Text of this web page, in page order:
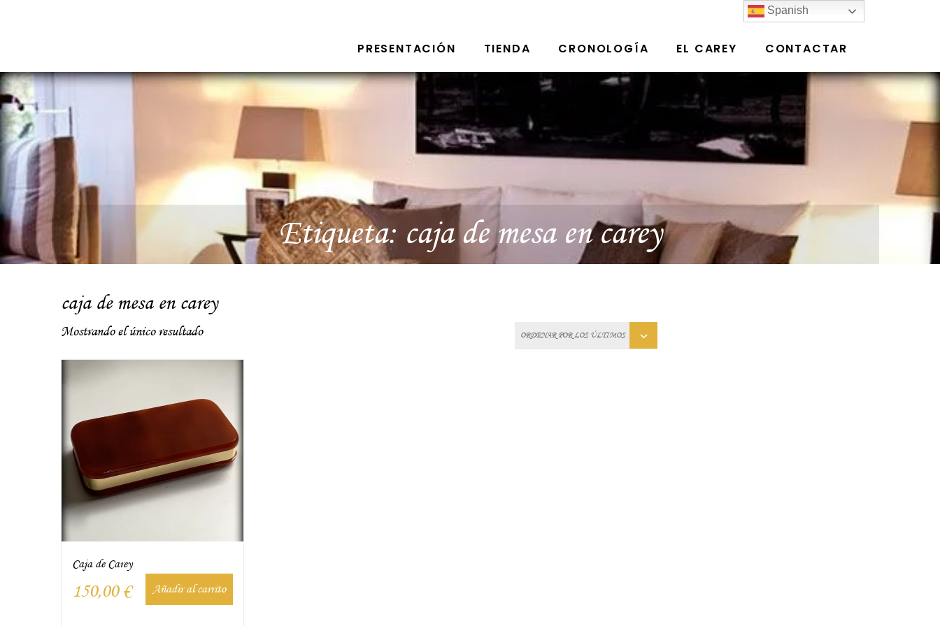
PRESENTACIÓN TIENDA CRONOLOGÍA EL CAREY CONTACTAR
Etiqueta: caja de mesa en carey
caja de mesa en carey
Mostrando el único resultado
Caja de Carey
150,00 € Añadir al carrito
Spanish